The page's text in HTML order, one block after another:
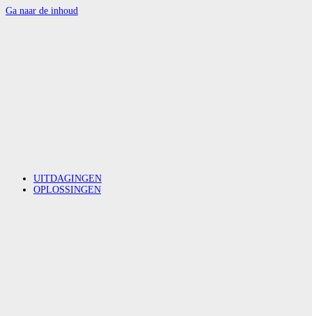
Ga naar de inhoud
UITDAGINGEN
OPLOSSINGEN